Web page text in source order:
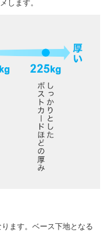
します。
ます。ベース下地となる